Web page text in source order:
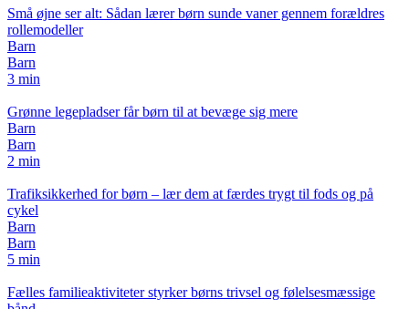
Små øjne ser alt: Sådan lærer børn sunde vaner gennem forældres
rollemodeller
Barn
Barn
3 min
Grønne legepladser får børn til at bevæge sig mere
Barn
Barn
2 min
Trafiksikkerhed for børn – lær dem at færdes trygt til fods og på
cykel
Barn
Barn
5 min
Fælles familieaktiviteter styrker børns trivsel og følelsesmæssige